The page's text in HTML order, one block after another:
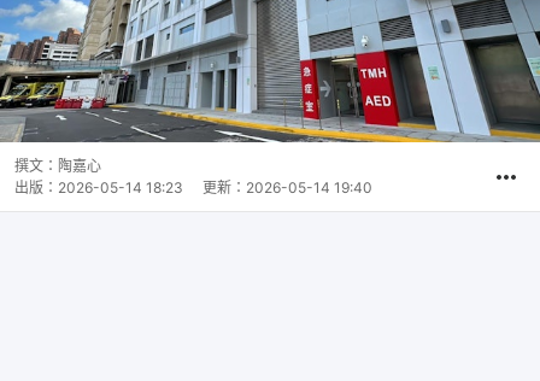
撰文： 陶嘉心
出版： 2026-05-14 18:23 更新： 2026-05-14 19:40